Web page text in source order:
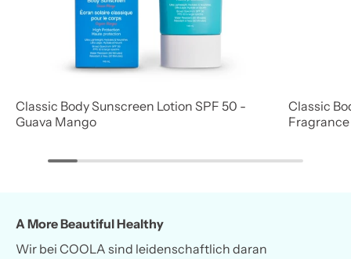
Classic Body Sunscreen Lotion SPF 50 -
Guava Mango
Classic
A More Beautiful Healthy
Wir bei COOLA sind leidenschaftlich daran